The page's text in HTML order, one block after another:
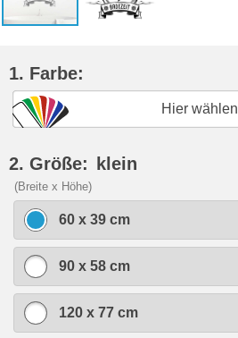
1. Farbe:
Hier wählen
2. Größe: klein
(Breite x Höhe)
60 x 39 cm
90 x 58 cm
120 x 77 cm